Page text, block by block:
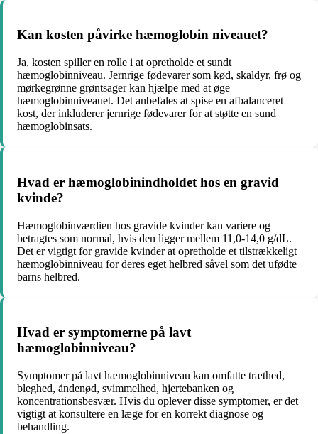
Kan kosten påvirke hæmoglobin niveauet?
Ja, kosten spiller en rolle i at opretholde et sundt
hæmoglobinniveau. Jernrige fødevarer som kød, skaldyr, frø og
mørkegrønne grøntsager kan hjælpe med at øge
hæmoglobinniveauet. Det anbefales at spise en afbalanceret
kost, der inkluderer jernrige fødevarer for at støtte en sund
hæmoglobinsats.
Hvad er hæmoglobinindholdet hos en gravid
kvinde?
Hæmoglobinværdien hos gravide kvinder kan variere og
betragtes som normal, hvis den ligger mellem 11,0-14,0 g/dL.
Det er vigtigt for gravide kvinder at opretholde et tilstrækkeligt
hæmoglobinniveau for deres eget helbred såvel som det ufødte
barns helbred.
Hvad er symptomerne på lavt
hæmoglobinniveau?
Symptomer på lavt hæmoglobinniveau kan omfatte træthed,
bleghed, åndenød, svimmelhed, hjertebanken og
koncentrationsbesvær. Hvis du oplever disse symptomer, er det
vigtigt at konsultere en læge for en korrekt diagnose og
behandling.